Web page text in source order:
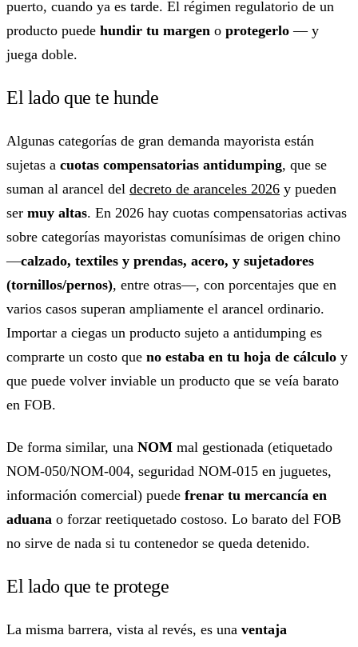
puerto, cuando ya es tarde. El régimen regulatorio de un
producto puede hundir tu margen o protegerlo — y
juega doble.
El lado que te hunde
Algunas categorías de gran demanda mayorista están
sujetas a cuotas compensatorias antidumping, que se
suman al arancel del decreto de aranceles 2026 y pueden
ser muy altas. En 2026 hay cuotas compensatorias activas
sobre categorías mayoristas comunísimas de origen chino
—calzado, textiles y prendas, acero, y sujetadores
(tornillos/pernos), entre otras—, con porcentajes que en
varios casos superan ampliamente el arancel ordinario.
Importar a ciegas un producto sujeto a antidumping es
comprarte un costo que no estaba en tu hoja de cálculo y
que puede volver inviable un producto que se veía barato
en FOB.
De forma similar, una NOM mal gestionada (etiquetado
NOM-050/NOM-004, seguridad NOM-015 en juguetes,
información comercial) puede frenar tu mercancía en
aduana o forzar reetiquetado costoso. Lo barato del FOB
no sirve de nada si tu contenedor se queda detenido.
El lado que te protege
La misma barrera, vista al revés, es una ventaja